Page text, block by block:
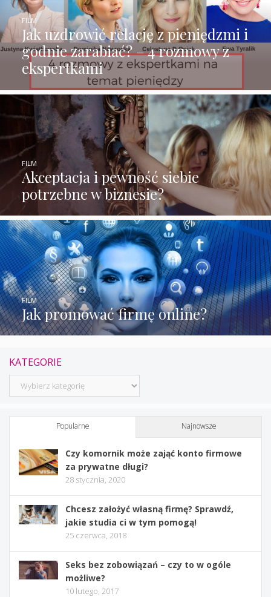
Jak uzdrowić relację z pieniędzmi i
godnie zarabiać? – 4 rozmowy z
ekspertkami
FILM
Akceptacja i pewność siebie
potrzebne w biznesie?
FILM
Jak promować firmę online?
FILM
KATEGORIE
Kategorie
Popularne Najnowsze
Czy komornik może zająć konto firmowe
za prywatne długi?
28 stycznia, 2020
Chcesz założyć własną firmę? Sprawdź,
jakie studia ci w tym pomogą!
25 czerwca, 2018
Seks bez zobowiązań – czy to w ogóle
możliwe?
10 lutego, 2017